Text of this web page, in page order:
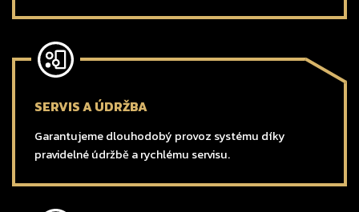
SERVIS A ÚDRŽBA
Garantujeme dlouhodobý provoz systému díky
pravidelné údržbě a rychlému servisu.